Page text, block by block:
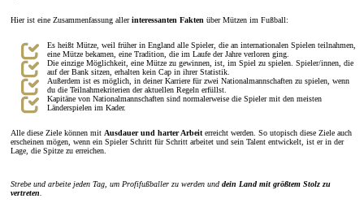
Hier ist eine Zusammenfassung allerinteressanten Fakten über Mützen im Fußball:
Es heißt Mütze, weil früher in England alle Spieler, die an internationalen Spielen teilnahmen,
eine Mütze bekamen, eine Tradition, die im Laufe der Jahre verloren ging.
Die einzige Möglichkeit, eine Mütze zu gewinnen, ist, im Spiel zu spielen. Spieler/innen, die
auf der Bank sitzen, erhalten kein Cap in ihrer Statistik.
Außerdem ist es möglich, in deiner Karriere für zwei Nationalmannschaften zu spielen, wenn
du die Teilnahmekriterien der aktuellen Regeln erfüllst.
Kapitäne von Nationalmannschaften sind normalerweise die Spieler mit den meisten
Länderspielen im Kader.
Alle diese Ziele können mit Ausdauer und harter Arbeit erreicht werden. So utopisch diese Ziele auch
erscheinen mögen, wenn ein Spieler Schritt für Schritt arbeitet und sein Talent entwickelt, ist er in der
Lage, die Spitze zu erreichen.
Strebe und arbeite jeden Tag, um Profifußballer zu werden und dein Land mit größtem Stolz zu
vertreten